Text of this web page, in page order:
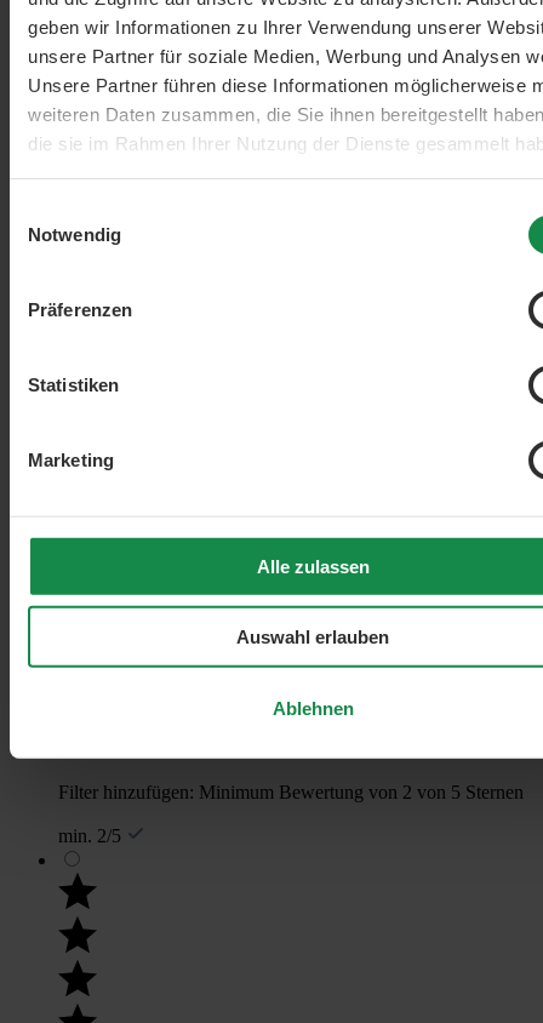
geben wir Informationen zu Ihrer Verwendung unserer
unsere Partner für soziale Medien, Werbung und Analysen
Unsere Partner führen diese Informationen möglicherweise
weiteren Daten zusammen, die Sie ihnen bereitgestellt
die sie im Rahmen Ihrer Nutzung der Dienste gesammelt
Notwendig
Präferenzen
Statistiken
Marketing
Alle zulassen
Auswahl erlauben
Ablehnen
Filter hinzufügen: Minimum Bewertung von 4 von 5 Sternen
min. 4/5
Filter hinzufügen: Minimum Bewertung von 3 von 5 Sternen
Filter hinzufügen: Minimum Bewertung von 2 von 5 Sternen
min. 2/5